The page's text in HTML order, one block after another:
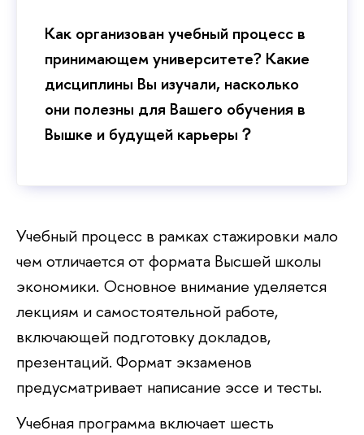
Как организован учебный процесс в
принимающем университете? Какие
дисциплины Вы изучали, насколько
они полезны для Вашего обучения в
Вышке и будущей карьеры？
Учебный процесс в рамках стажировки мало
чем отличается от формата Высшей школы
экономики. Основное внимание уделяется
лекциям и самостоятельной работе,
включающей подготовку докладов,
презентаций. Формат экзаменов
предусматривает написание эссе и тесты.
Учебная программа включает шесть